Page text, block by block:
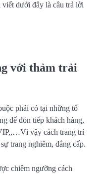
dưới đây là câu trả lời
với thảm trải
phải có tại những tổ
để đón tiếp khách hàng,
vậy cách trang trí
trang nghiêm, đẳng cấp.
chiêm ngưỡng cách